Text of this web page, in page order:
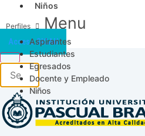
Niños
Menu
Aspirantes
Estudiantes
Egresados
Docente y Empleado
Niños
Acceso SICAU